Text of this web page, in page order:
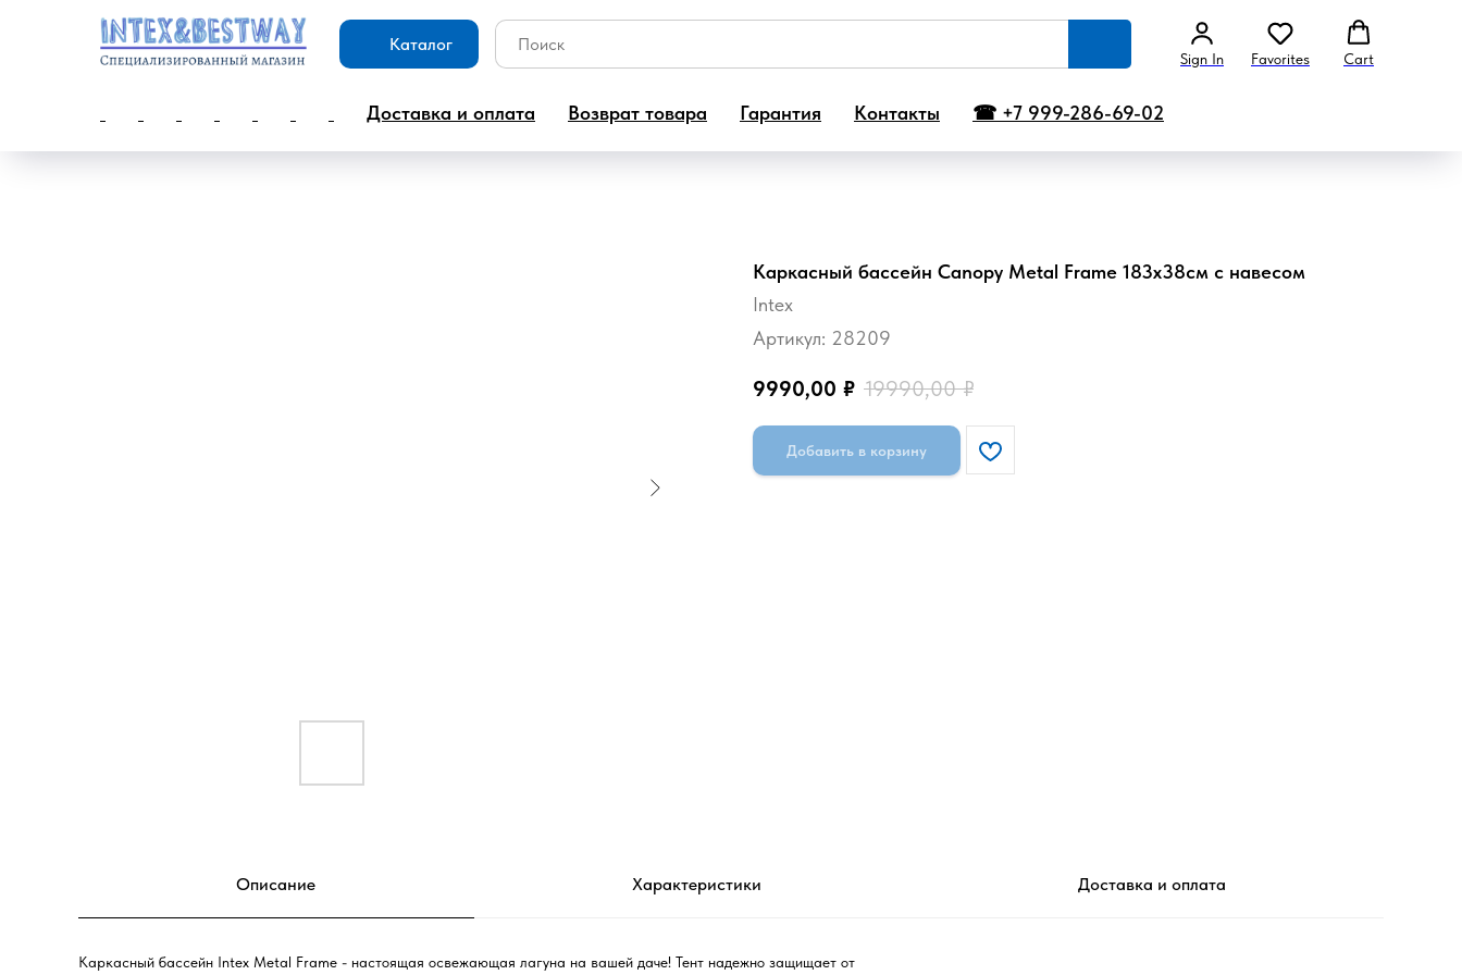
Каталог
Sign In Favorites Cart
Доставка и оплата Возврат товара Гарантия Контакты ☎ +7 999-286-69-02
Каркасный бассейн Canopy Metal Frame 183х38см с навесом
Intex
Артикул: 28209
9990,00 ₽ 19990,00 ₽
Добавить в корзину
Описание Характеристики Доставка и оплата
Каркасный бассейн Intex Metal Frame - настоящая освежающая лагуна на вашей даче! Тент надежно защищает от